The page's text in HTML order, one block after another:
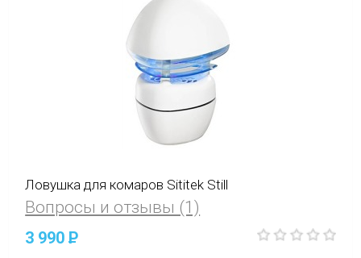
Ловушка для комаров Sititek Still
Вопросы и отзывы (1)
3 990P